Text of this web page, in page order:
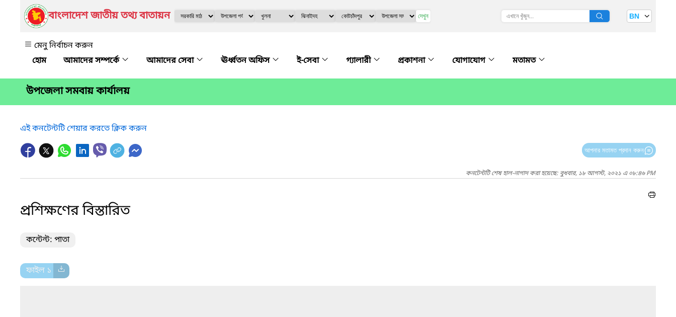
বাংলাদেশ জাতীয় তথ্য বাতায়ন দেখুন BN
মেনু নির্বাচন করুন
আমাদের সম্পর্কে
আমাদের সেবা ঊর্ধ্বতন অফিস ই-সেবা গ্যালারী প্রকাশনা যোগাযোগ মতামত
উপজেলা সমবায় কার্যালয়
এই কনটেন্টটি শেয়ার করতে ক্লিক করুন
আপনার মতামত প্রদান করুন
কনটেন্টটি শেষ হাল-নাগাদ করা হয়েছে: বুধবার, ১৮ আগস্ট, ২০২১ এ ০৮:৪৬ PM
প্রশিক্ষণের বিস্তারিত
কন্টেন্ট: পাতা
ফাইল ১